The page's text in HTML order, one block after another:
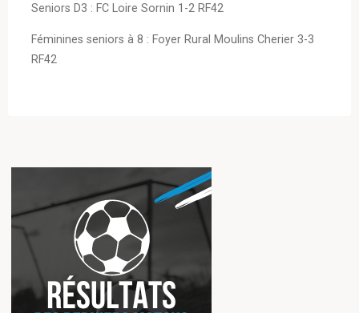
Seniors D3 : FC Loire Sornin 1-2 RF42
Féminines seniors à 8 : Foyer Rural Moulins Cherier 3-3
RF42